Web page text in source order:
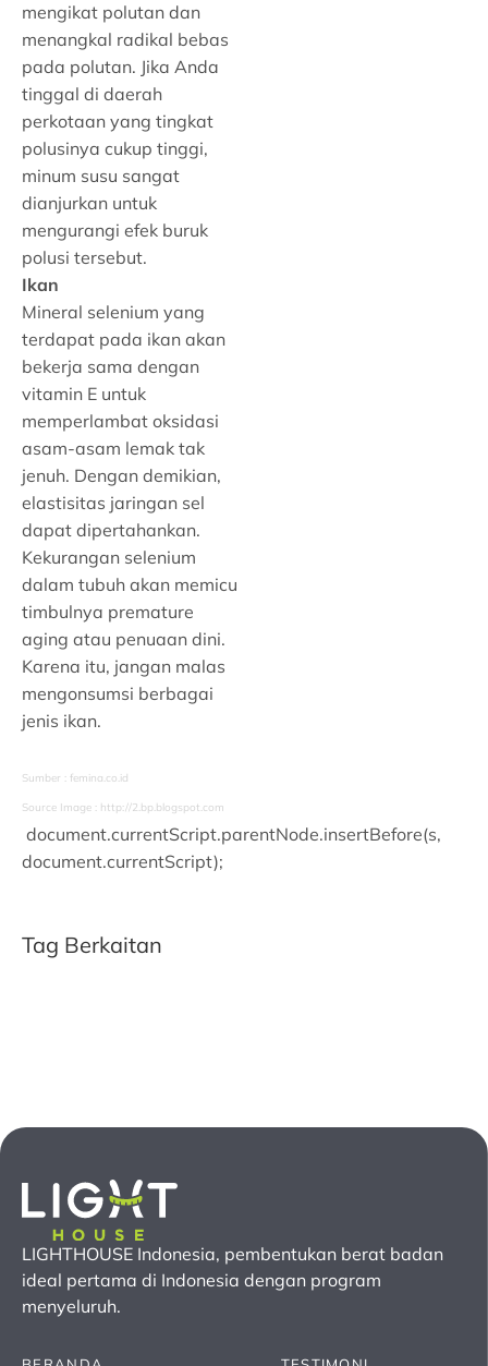
mengikat polutan dan
menangkal radikal bebas
pada polutan. Jika Anda
tinggal di daerah
perkotaan yang tingkat
polusinya cukup tinggi,
minum susu sangat
dianjurkan untuk
mengurangi efek buruk
polusi tersebut.
Ikan
Mineral selenium yang
terdapat pada ikan akan
bekerja sama dengan
vitamin E untuk
memperlambat oksidasi
asam-asam lemak tak
jenuh. Dengan demikian,
elastisitas jaringan sel
dapat dipertahankan.
Kekurangan selenium
dalam tubuh akan memicu
timbulnya premature
aging atau penuaan dini.
Karena itu, jangan malas
mengonsumsi berbagai
jenis ikan.
Sumber : femina.co.id
Source Image : http://2.bp.blogspot.com
document.currentScript.parentNode.insertBefore(s,
document.currentScript);
Tag Berkaitan
LIGHTHOUSE Indonesia, pembentukan berat badan
ideal pertama di Indonesia dengan program
menyeluruh.